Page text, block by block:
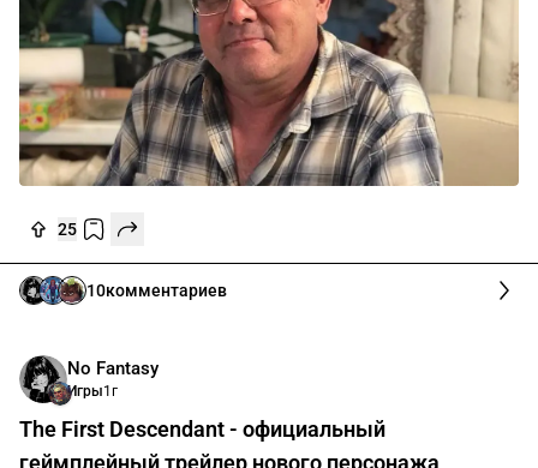
25
10комментариев
No Fantasy
Игры1г
The First Descendant - официальный
геймплейный трейлер нового персонажа